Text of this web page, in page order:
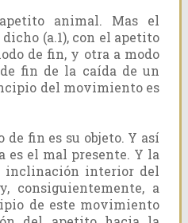
animal. Mas el
(a.1), con el apetito
de fin, y otra a modo
fin de la caída de un
del movimiento es
fin es su objeto. Y así
es el mal presente. Y la
inclinación interior del
consiguientemente, a
de este movimiento